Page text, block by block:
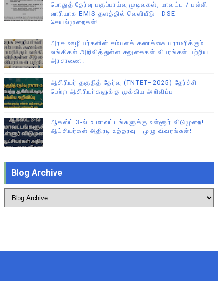
பொதுத் தேர்வு பகுப்பாய்வு முடிவுகள், மாவட்ட / பள்ளி
வாரியாக EMIS தளத்தில் வெளியீடு - DSE
செயல்முறைகள்!
அரசு ஊழியர்களின் சம்பளக் கணக்கை பராமரிக்கும்
வங்கிகள் அறிவித்துள்ள சலுகைகள் விபரங்கள் பற்றிய
அரசாணை.
ஆசிரியர் தகுதித் தேர்வு (TNTET–2025) தேர்ச்சி
பெற்ற ஆசிரியர்களுக்கு முக்கிய அறிவிப்பு
ஆகஸ்ட் 3-ல் 5 மாவட்டங்களுக்கு உள்ளூர் விடுமுறை!
ஆட்சியர்கள் அதிரடி உத்தரவு - முழு விவரங்கள்!
Blog Archive